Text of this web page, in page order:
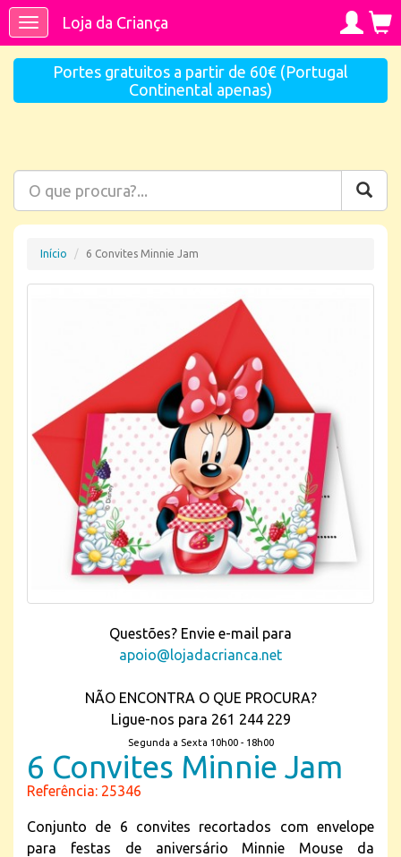
ToggleLoja da Criança
Portes gratuitos a partir de 60€ (Portugal
Continental apenas)
Início 6 Convites Minnie Jam
Questões? Envie e-mail para
apoio@lojadacrianca.net
NÃO ENCONTRA O QUE PROCURA?
Ligue-nos para 261 244 229
Segunda a Sexta 10h00 - 18h00
6 Convites Minnie Jam
Referência: 25346
Conjunto de 6 convites recortados com envelope
para festas de aniversário Minnie Mouse da